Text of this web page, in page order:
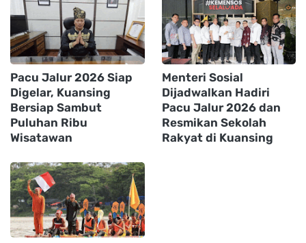
Pacu Jalur 2026 Siap
Digelar, Kuansing
Bersiap Sambut
Puluhan Ribu
Wisatawan
Menteri Sosial
Dijadwalkan Hadiri
Pacu Jalur 2026 dan
Resmikan Sekolah
Rakyat di Kuansing